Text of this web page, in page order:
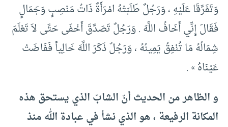
وَتَفَرَّقَا عَلَيْهِ ،‏ وَرَجُلٌ طَلَبَتْهُ امْرَأَةٌ ذَاتُ مَنْصِبٍ وَجَمَالٍ
فَقَالَ إِنِّي أَخَافُ اللَّهَ .‏ وَرَجُلٌ تَصَدَّقَ أَخْفَى حَتَّى لاَ تَعْلَمَ
شِمَالُهُ مَا تُنْفِقُ يَمِينُهُ ،‏ وَرَجُلٌ ذَكَرَ اللَّهَ خَالِياً فَفَاضَتْ
عَيْنَاهُ »‏ .‏
و الظاهر من الحديث أنّ الشابّ الذي يستحق هذه
المكانة الرفيعة ، هو الذي نشأ في عبادة الله منذ